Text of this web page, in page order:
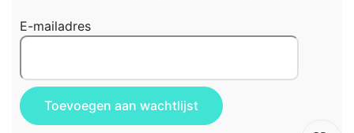
E-mailadres